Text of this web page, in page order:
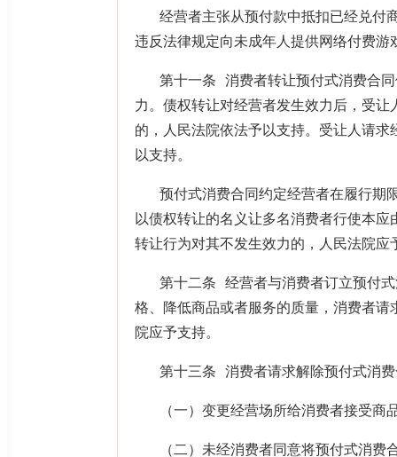
经营者主张从预付款中抵扣已经兑付
违反法律规定向未成年人提供网络付费游
第十一条 消费者转让预付式消费合
力。债权转让对经营者发生效力后，受
的，人民法院依法予以支持。受让人请
以支持。
预付式消费合同约定经营者在履行期
以债权转让的名义让多名消费者行使本
转让行为对其不发生效力的，人民法院应
第十二条 经营者与消费者订立预付
格、降低商品或者服务的质量，消费者
院应予支持。
第十三条 消费者请求解除预付式消
（一）变更经营场所给消费者接受商
（二）未经消费者同意将预付式消费